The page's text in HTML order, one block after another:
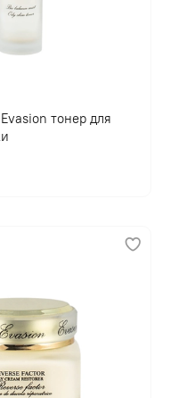
тонер для